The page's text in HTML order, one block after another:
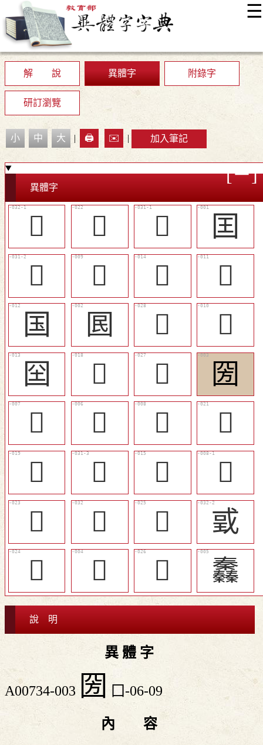
☰
最新消息
顯示模式
網站導覽
EN
解 說
異體字 附錄字
研訂瀏覽
小 中 大 | 🖨️ ✉️ | 加入筆記
異體字
󰻵 󰻬 󰻲
囯
𡆸
𡆻 𡆿
𡇎
国
囻 󰻱
󰻨
囶
󰻩 󰻰
圀
𡇕
󰻥 󰻦
󰻫
󰻪
󰻳 𡈑
󰻧
󰻭
󰻴 󰻮
戜
𢧌
𤦒 󰻯 䆐
說 明
異 體 字
A00734-003 圀 囗-06-09
內 容